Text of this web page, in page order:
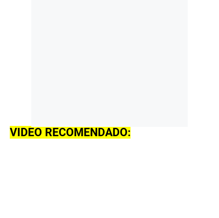
VIDEO RECOMENDADO: